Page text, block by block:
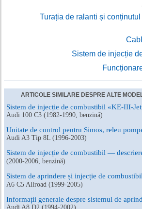
Turația de ralanti și
Sistem de injecție
ARTICOLE SIMILARE DESPRE ALTE
Sistem de injecție de combustibil «KE-III-
Audi 100 C3 (1982-1990, benzină)
Unitate de control pentru Simos, releu
Audi A3 Tip 8L (1996-2003)
Sistem de injecție de combustibil —
(2000-2006, benzină)
Sistem de aprindere și injecție de
A6 C5 Allroad (1999-2005)
Informații generale despre sistemul de
Audi A8 D2 (1994-2002)